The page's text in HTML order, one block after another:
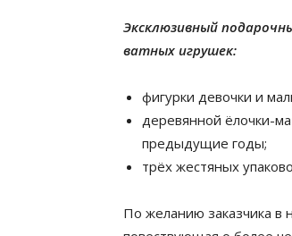
Эксклюзивный
ватных игрушек:
фигурки девочки и
деревянной ёлочки-
предыдущие годы;
трёх жестяных
По желанию заказчика в